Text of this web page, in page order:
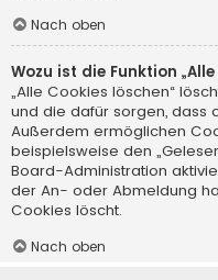
Nach oben
Wozu ist die Funktion
„Alle Cookies löschen“
und die dafür sorgen, dass
Außerdem ermöglichen
beispielsweise den
Board-Administration
der An- oder Abmeldung
Cookies löscht.
Nach oben